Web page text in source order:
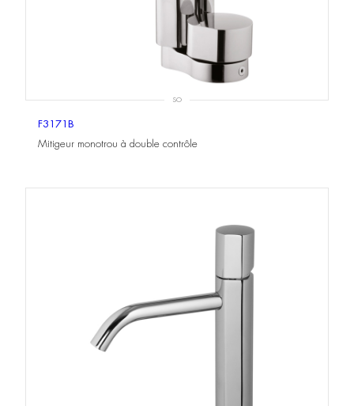
SO
F3171B
Mitigeur monotrou à double contrôle